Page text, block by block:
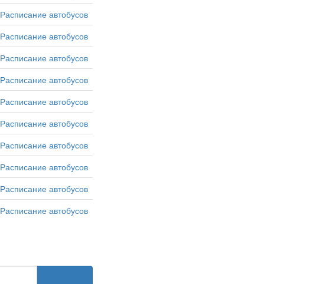
Расписание автобусов
Расписание автобусов
Расписание автобусов
Расписание автобусов
Расписание автобусов
Расписание автобусов
Расписание автобусов
Расписание автобусов
Расписание автобусов
Расписание автобусов